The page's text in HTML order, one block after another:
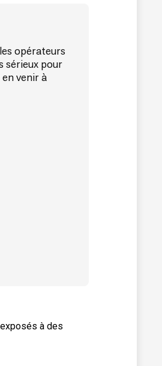
opérateurs
sérieux pour
venir à
à des